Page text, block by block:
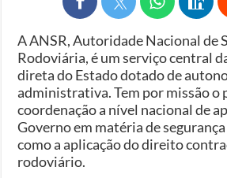
A ANSR, Autoridade Nacional de
Rodoviária, é um serviço central
direta do Estado dotado de
administrativa. Tem por missão o
coordenação a nível nacional de
Governo em matéria de
como a aplicação do direito
rodoviário.